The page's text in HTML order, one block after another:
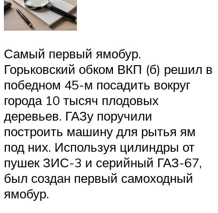
Самый первый ямобур.
Горьковский обком ВКП (б) решил в
победном 45-м посадить вокруг
города 10 тысяч плодовых
деревьев. ГАЗу поручили
построить машину для рытья ям
под них. Используя цилиндры от
пушек ЗИС-3 и серийный ГАЗ-67,
был создан первый самоходный
ямобур.